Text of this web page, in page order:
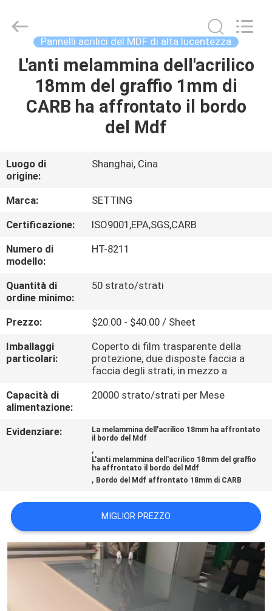
CASA
PRODOTTI
NOI
GIRO
DELLA
FABBRICA
CONTATTICI
NOTIZIA
CASI
RICHIEDA
CITAZIONE
DEL
SITO
PRIVACY
POLICY
Setting
Decorating
Reserved.
Pannelli acrilici del MDF di alta lucentezza
L'anti melammina dell'acrilico
18mm del graffio 1mm di
CARB ha affrontato il bordo
del Mdf
Luogo di
origine:
Shanghai, Cina
Marca:
SETTING
Certificazione:
ISO9001,EPA,SGS,CARB
Numero di
modello:
HT-8211
Quantità di
ordine minimo:
50 strato/strati
Prezzo:
$20.00 - $40.00 / Sheet
Imballaggi
particolari:
Coperto di film trasparente della
protezione, due disposte faccia a
faccia degli strati, in mezzo a
Capacità di
alimentazione:
20000 strato/strati per Mese
Evidenziare:
La melammina dell'acrilico 18mm ha affrontato
il bordo del Mdf
,
L'anti melammina dell'acrilico 18mm del graffio
ha affrontato il bordo del Mdf
, Bordo del Mdf affrontato 18mm di CARB
MIGLIOR PREZZO